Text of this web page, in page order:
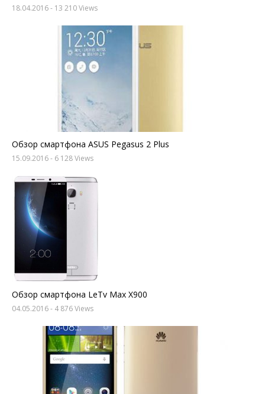
18.04.2016- 13 210 Views
Обзор смартфона ASUS Pegasus 2 Plus
15.09.2016- 6 128 Views
Обзор смартфона LeTv Max X900
04.05.2016- 4 876 Views